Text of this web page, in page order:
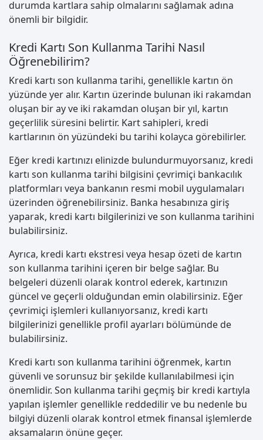
durumda kartlara sahip olmalarını sağlamak adına
önemli bir bilgidir.
Kredi Kartı Son Kullanma Tarihi Nasıl
Öğrenebilirim?
Kredi kartı son kullanma tarihi, genellikle kartın ön
yüzünde yer alır. Kartın üzerinde bulunan iki rakamdan
oluşan bir ay ve iki rakamdan oluşan bir yıl, kartın
geçerlilik süresini belirtir. Kart sahipleri, kredi
kartlarının ön yüzündeki bu tarihi kolayca görebilirler.
Eğer kredi kartınızı elinizde bulundurmuyorsanız, kredi
kartı son kullanma tarihi bilgisini çevrimiçi bankacılık
platformları veya bankanın resmi mobil uygulamaları
üzerinden öğrenebilirsiniz. Banka hesabınıza giriş
yaparak, kredi kartı bilgilerinizi ve son kullanma tarihini
bulabilirsiniz.
Ayrıca, kredi kartı ekstresi veya hesap özeti de kartın
son kullanma tarihini içeren bir belge sağlar. Bu
belgeleri düzenli olarak kontrol ederek, kartınızın
güncel ve geçerli olduğundan emin olabilirsiniz. Eğer
çevrimiçi işlemleri kullanıyorsanız, kredi kartı
bilgilerinizi genellikle profil ayarları bölümünde de
bulabilirsiniz.
Kredi kartı son kullanma tarihini öğrenmek, kartın
güvenli ve sorunsuz bir şekilde kullanılabilmesi için
önemlidir. Son kullanma tarihi geçmiş bir kredi kartıyla
yapılan işlemler genellikle reddedilir ve bu nedenle bu
bilgiyi düzenli olarak kontrol etmek finansal işlemlerde
aksamaların önüne geçer.